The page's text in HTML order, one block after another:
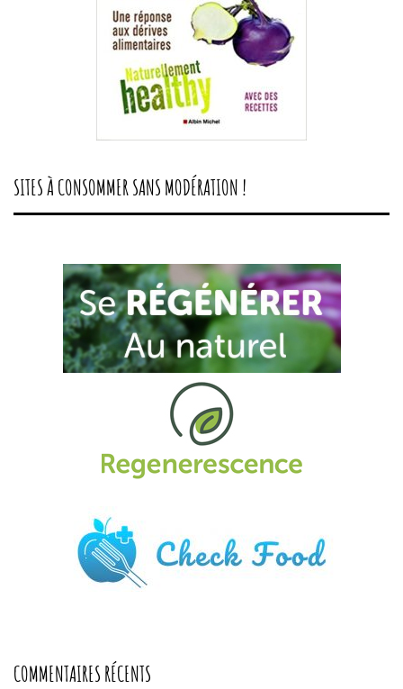
SITES À CONSOMMER SANS MODÉRATION !
COMMENTAIRES RÉCENTS